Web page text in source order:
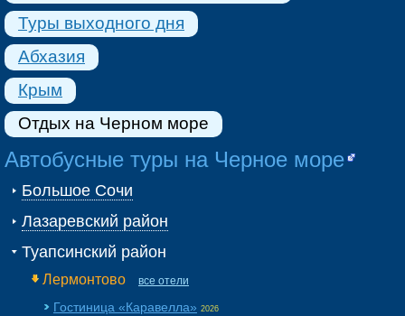
Туры выходного дня
Абхазия
Крым
Отдых на Черном море
Автобусные туры на Черное море
Большое Сочи
Лазаревский район
Туапсинский район
Лермонтово все отели
Гостиница «Каравелла» 2026